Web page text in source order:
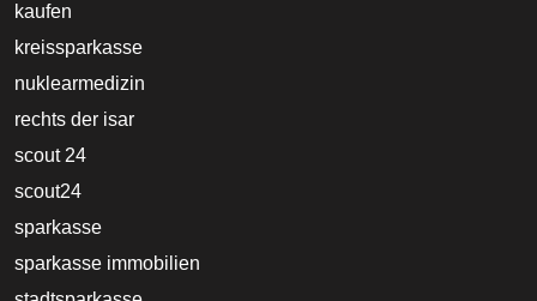
kaufen
kreissparkasse
nuklearmedizin
rechts der isar
scout 24
scout24
sparkasse
sparkasse immobilien